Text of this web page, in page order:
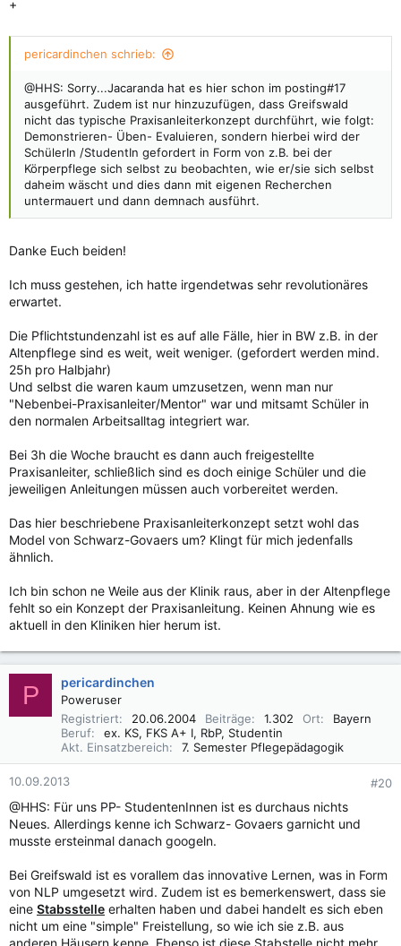
+
pericardinchen schrieb:
@HHS: Sorry...Jacaranda hat es hier schon im posting#17
ausgeführt. Zudem ist nur hinzuzufügen, dass Greifswald
nicht das typische Praxisanleiterkonzept durchführt, wie folgt:
Demonstrieren- Üben- Evaluieren, sondern hierbei wird der
SchülerIn /StudentIn gefordert in Form von z.B. bei der
Körperpflege sich selbst zu beobachten, wie er/sie sich selbst
daheim wäscht und dies dann mit eigenen Recherchen
untermauert und dann demnach ausführt.
Danke Euch beiden!
Ich muss gestehen, ich hatte irgendetwas sehr revolutionäres
erwartet.
Die Pflichtstundenzahl ist es auf alle Fälle, hier in BW z.B. in der
Altenpflege sind es weit, weit weniger. (gefordert werden mind.
25h pro Halbjahr)
Und selbst die waren kaum umzusetzen, wenn man nur
"Nebenbei-Praxisanleiter/Mentor" war und mitsamt Schüler in
den normalen Arbeitsalltag integriert war.
Bei 3h die Woche braucht es dann auch freigestellte
Praxisanleiter, schließlich sind es doch einige Schüler und die
jeweiligen Anleitungen müssen auch vorbereitet werden.
Das hier beschriebene Praxisanleiterkonzept setzt wohl das
Model von Schwarz-Govaers um? Klingt für mich jedenfalls
ähnlich.
Ich bin schon ne Weile aus der Klinik raus, aber in der Altenpflege
fehlt so ein Konzept der Praxisanleitung. Keinen Ahnung wie es
aktuell in den Kliniken hier herum ist.
P pericardinchen
Poweruser
Registriert
20.06.2004 Beiträge 1.302 Ort
Bayern
Beruf
ex. KS, FKS A+ I, RbP, Studentin
Akt. Einsatzbereich
7. Semester Pflegepädagogik
10.09.2013 #20
@HHS: Für uns PP- StudentenInnen ist es durchaus nichts
Neues. Allerdings kenne ich Schwarz- Govaers garnicht und
musste ersteinmal danach googeln.
Bei Greifswald ist es vorallem das innovative Lernen, was in Form
von NLP umgesetzt wird. Zudem ist es bemerkenswert, dass sie
eine Stabsstelle erhalten haben und dabei handelt es sich eben
nicht um eine "simple" Freistellung, so wie ich sie z.B. aus
anderen Häusern kenne. Ebenso ist diese Stabstelle nicht mehr